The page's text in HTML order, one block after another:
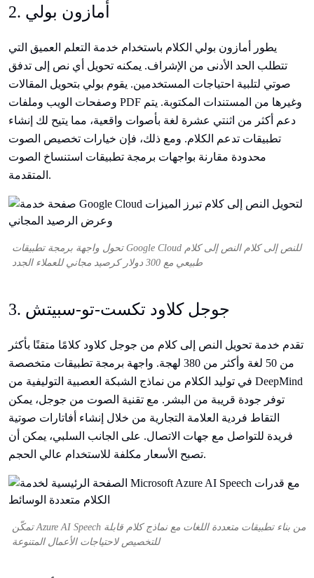
2. أمازون بولي
يطور أمازون بولي الكلام باستخدام خدمة التعلم العميق التي
تتطلب الحد الأدنى من الإشراف. يمكنه تحويل أي نص إلى تدفق
صوتي لتلبية احتياجات المستخدمين. يقوم بولي بتحويل المقالات
وصفحات الويب وملفات PDF وغيرها من المستندات المكتوبة. يتم
دعم أكثر من اثنتي عشرة لغة بأصوات واقعية، مما يتيح لك إنشاء
تطبيقات تدعم الكلام. ومع ذلك، فإن خيارات تخصيص الصوت
محدودة مقارنة بواجهات برمجة تطبيقات استنساخ الصوت
المتقدمة.
تحول واجهة برمجة تطبيقات Google Cloud للنص إلى كلام النص إلى كلام
طبيعي مع 300 دولار كرصيد مجاني للعملاء الجدد
3. جوجل كلاود تكست-تو-سبيتش
تقدم خدمة تحويل النص إلى كلام من جوجل كلاود كلامًا متقنًا بأكثر
من 50 لغة وأكثر من 380 لهجة. واجهة برمجة تطبيقات متخصصة
في توليد الكلام من نماذج الشبكة العصبية التوليفية من DeepMind
توفر جودة قريبة من البشر. مع تقنية الصوت من جوجل، يمكن
التقاط فردية العلامة التجارية من خلال إنشاء أفاتارات صوتية
فريدة للتواصل مع جهات الاتصال. على الجانب السلبي، يمكن أن
تصبح الأسعار مكلفة للاستخدام عالي الحجم.
تمكّن Azure AI Speech من بناء تطبيقات متعددة اللغات مع نماذج كلام قابلة
للتخصيص لاحتياجات الأعمال المتنوعة